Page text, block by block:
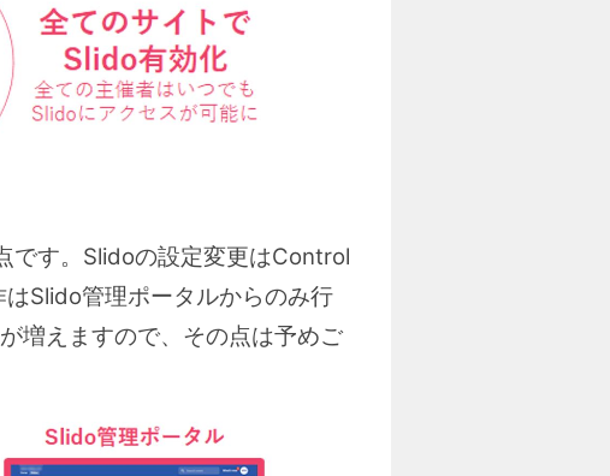
です。Slidoの設定変更はControl
Slido管理ポータルからのみ行
増えますので、その点は予めご